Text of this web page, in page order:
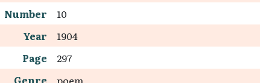
Number
10
Year
1904
Page
297
Genre
poem